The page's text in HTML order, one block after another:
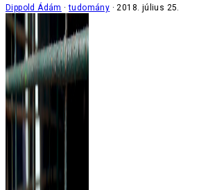
Dippold Ádám tudomány 2018. július 25.